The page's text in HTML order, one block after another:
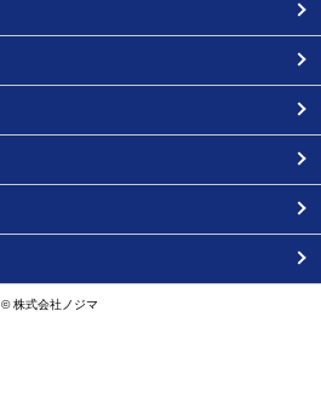
© 株式会社ノジマ